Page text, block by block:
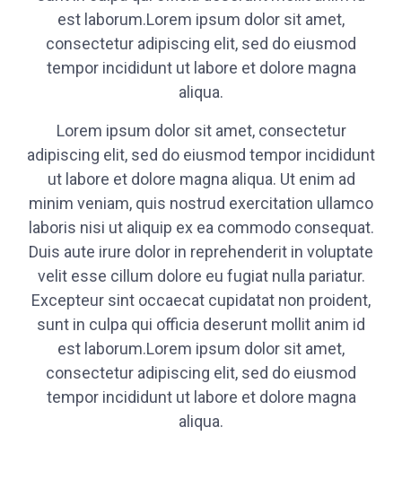
est laborum.Lorem ipsum dolor sit amet,
consectetur adipiscing elit, sed do eiusmod
tempor incididunt ut labore et dolore magna
aliqua.
Lorem ipsum dolor sit amet, consectetur
adipiscing elit, sed do eiusmod tempor incididunt
ut labore et dolore magna aliqua. Ut enim ad
minim veniam, quis nostrud exercitation ullamco
laboris nisi ut aliquip ex ea commodo consequat.
Duis aute irure dolor in reprehenderit in voluptate
velit esse cillum dolore eu fugiat nulla pariatur.
Excepteur sint occaecat cupidatat non proident,
sunt in culpa qui officia deserunt mollit anim id
est laborum.Lorem ipsum dolor sit amet,
consectetur adipiscing elit, sed do eiusmod
tempor incididunt ut labore et dolore magna
aliqua.